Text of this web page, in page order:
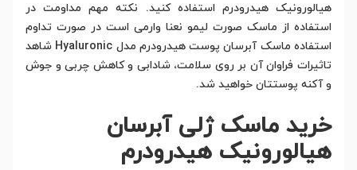
هیالورونیک هیدرودرم استفاده کنید. نکته مهم مداومت در
استفاده از ماسک صورت لیمو نعنا وارمی است در صورت تداوم
استفاده ماسک آبرسان پوست هیدرودرم مدل Hyaluronic شاهد
تاثیرات فراوان آن بر روی سلامت، شادابی و کاهش چربی و جوش
و آکنه پوستتان خواهید شد.
خرید ماسک ژلی آبرسان
هیالورونیک هیدرودرم